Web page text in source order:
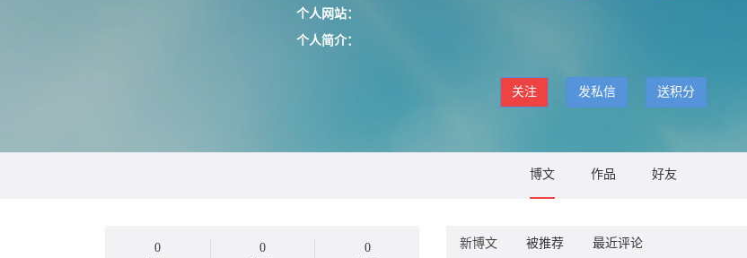
个人网站：
个人简介：
关注 发私信 送积分
博文 作品 好友
0
0
0
新博文 被推荐 最近评论